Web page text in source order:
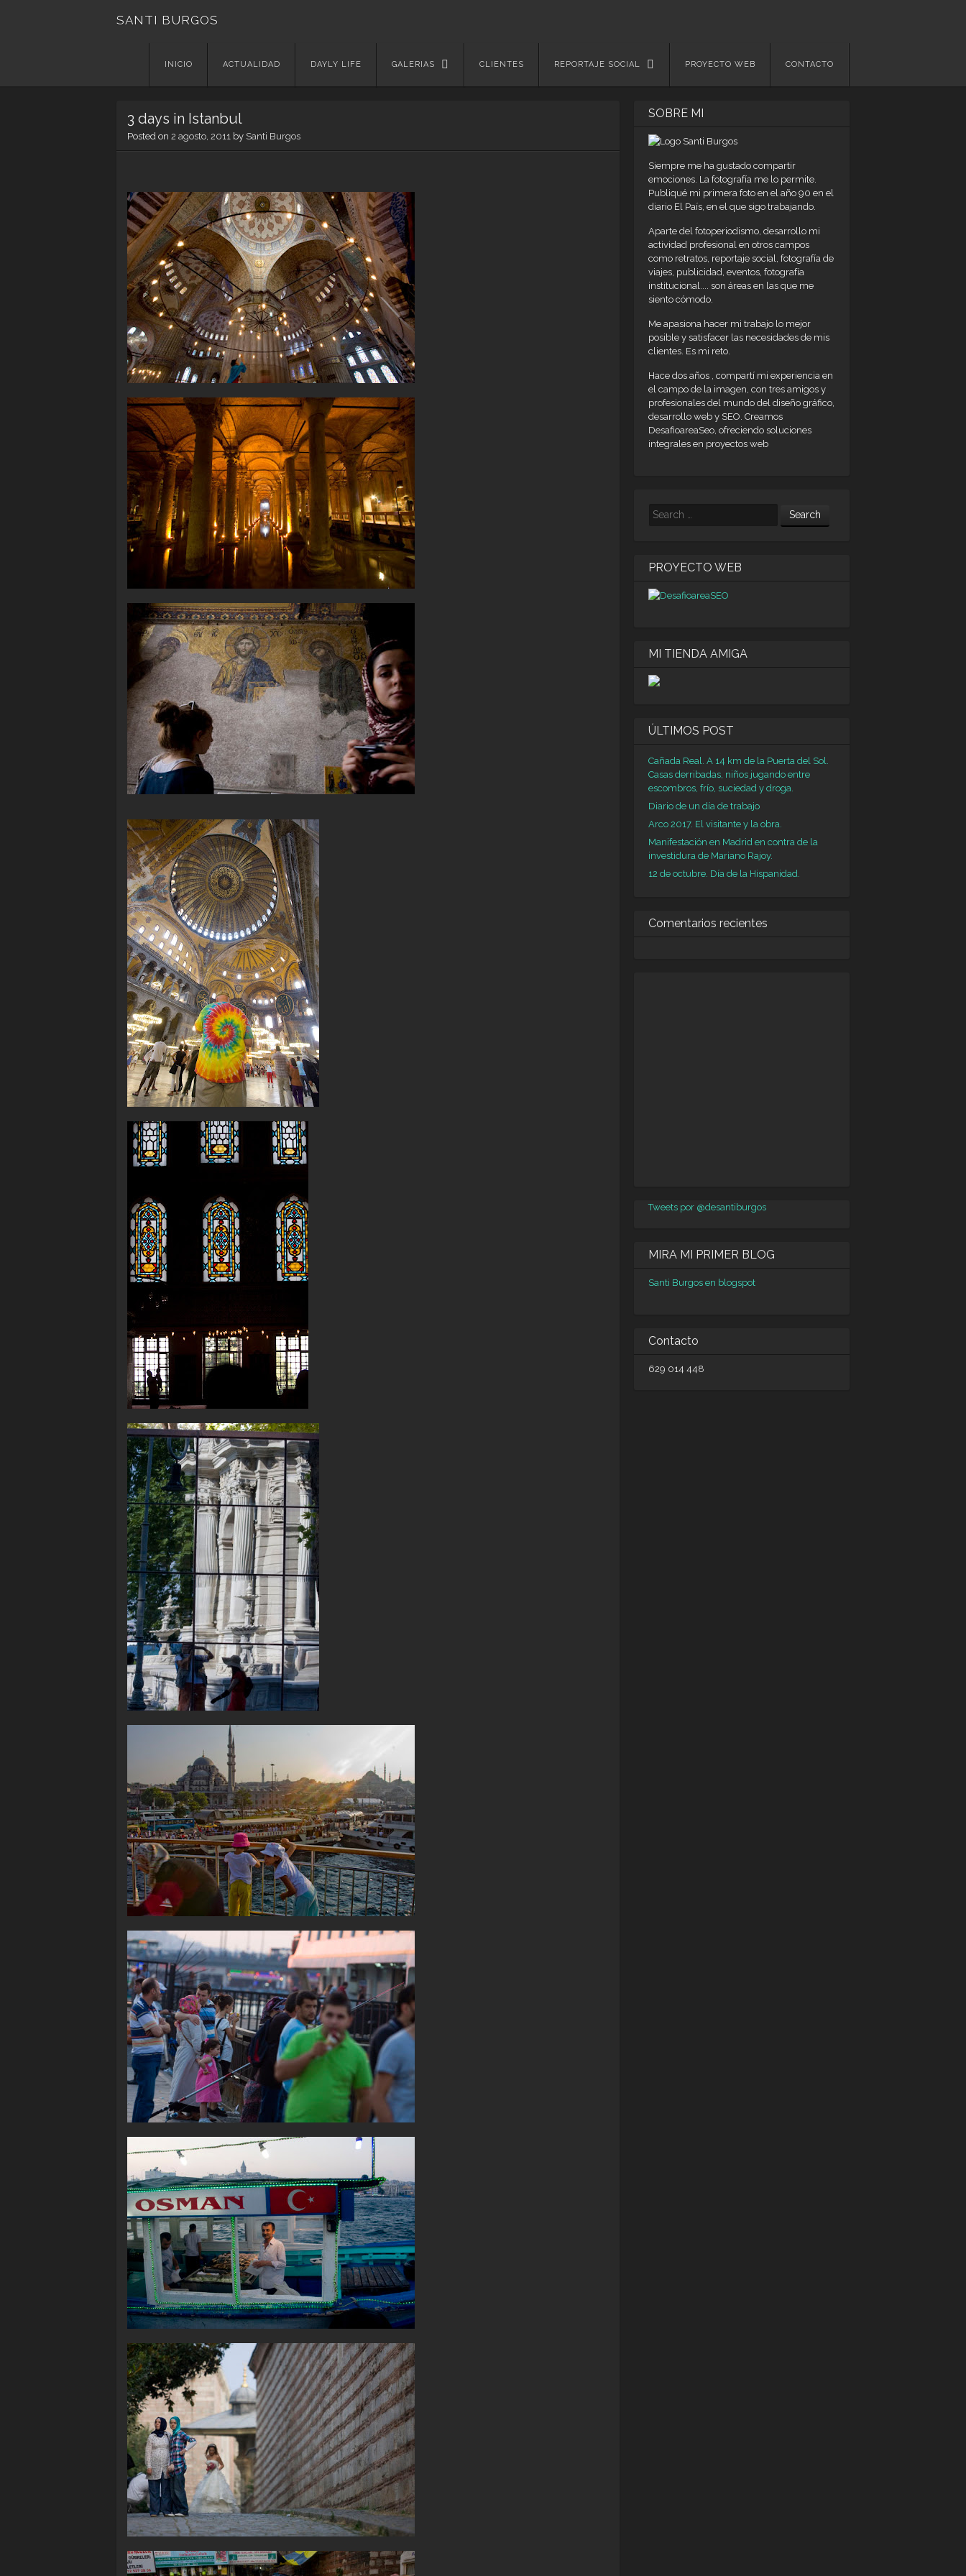
SANTI BURGOS
Skip
INICIO ACTUALIDAD DAYLY LIFE GALERIAS CLIENTES REPORTAJE SOCIAL PROYECTO WEB CONTACTO
3 days in Istanbul
Posted on 2 agosto, 2011 by Santi Burgos
SOBRE MI
Siempre me ha gustado compartir
emociones. La fotografía me lo permite.
Publiqué mi primera foto en el año 90 en el
diario El País, en el que sigo trabajando.
Aparte del fotoperiodismo, desarrollo mi
actividad profesional en otros campos
como retratos, reportaje social, fotografía de
viajes, publicidad, eventos, fotografía
institucional.... son áreas en las que me
siento cómodo.
Me apasiona hacer mi trabajo lo mejor
posible y satisfacer las necesidades de mis
clientes. Es mi reto.
Hace dos años , compartí mi experiencia en
el campo de la imagen, con tres amigos y
profesionales del mundo del diseño gráfico,
desarrollo web y SEO. Creamos
DesafioareaSeo, ofreciendo soluciones
integrales en proyectos web
Search
PROYECTO WEB
MI TIENDA AMIGA
ÚLTIMOS POST
Cañada Real. A 14 km de la Puerta del Sol.
Casas derribadas, niños jugando entre
escombros, frío, suciedad y droga.
Diario de un día de trabajo
Arco 2017. El visitante y la obra.
Manifestación en Madrid en contra de la
investidura de Mariano Rajoy.
12 de octubre. Día de la Hispanidad.
Comentarios recientes
Tweets por @desantiburgos
MIRA MI PRIMER BLOG
Santi Burgos en blogspot
Contacto
629 014 448